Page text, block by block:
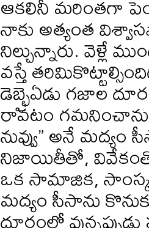
నాకు అత్యంత
నిల్చున్నారు. వెళ్లే
వస్తే
డెబ్భైఏడు గజాల
రావటం
నువ్వు” అనే మద్యం
నిజాయితీతో, వివేకంతో
ఒక సామాజిక,
మద్యం సీసాను